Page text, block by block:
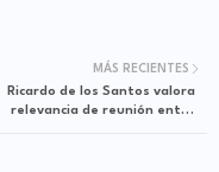
MÁS RECIENTES
Ricardo de los Santos valora
relevancia de reunión entre